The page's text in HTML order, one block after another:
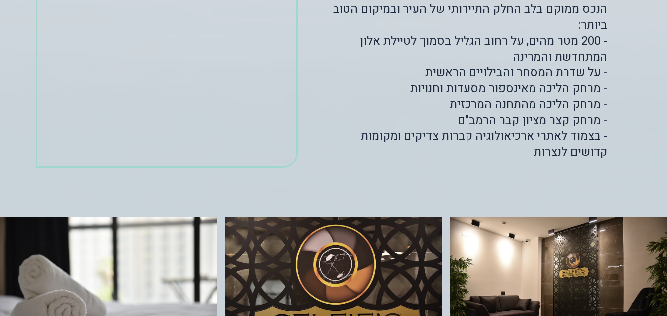
הנכס ממוקם בלב החלק התיירותי של העיר ובמיקום הטוב
ביותר:
- 200 מטר מהים, על רחוב הגליל בסמוך לטיילת אלון
המתחדשת והמרינה
- על שדרת המסחר והבילויים הראשית
- מרחק הליכה מאינספור מסעדות וחנויות
- מרחק הליכה מהתחנה המרכזית
- מרחק קצר מציון קבר הרמב"ם
- בצמוד לאתרי ארכיאולוגיה קברות צדיקים ומקומות
קדושים לנצרות